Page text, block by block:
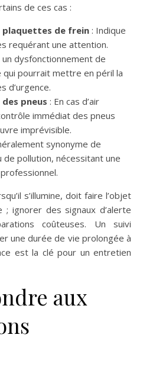
de ces cas :
plaquettes de frein : Indique
requérant une attention.
un dysfonctionnement de
qui pourrait mettre en péril la
d’urgence.
pneus : En cas d’air
immédiat des pneus
imprévisible.
synonyme de
de pollution, nécessitant une
s’illumine, doit faire l’objet
; ignorer des signaux d’alerte
coûteuses. Un suivi
une durée de vie prolongée à
est la clé pour un entretien
aux